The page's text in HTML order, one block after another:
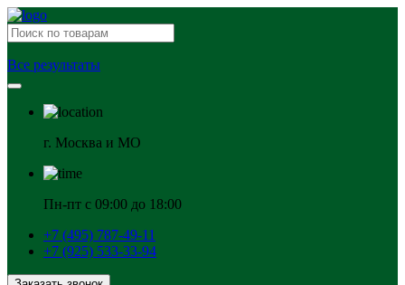
Все результаты
г. Москва и МО
Пн-пт с 09:00 до 18:00
+7 (495) 787-49-11
+7 (925) 533-33-94